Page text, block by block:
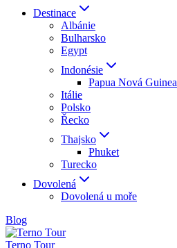
Destinace
Albánie
Bulharsko
Egypt
Indonésie
Papua Nová Guinea
Itálie
Polsko
Řecko
Thajsko
Phuket
Turecko
Dovolená
Dovolená u moře
Blog
Terno Tour